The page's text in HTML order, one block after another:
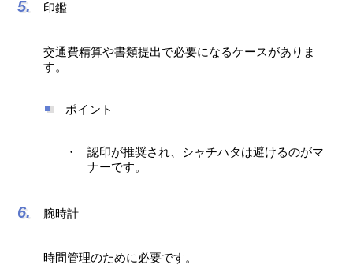
印鑑
交通費精算や書類提出で必要になるケースがありま
す。
ポイント
認印が推奨され、シャチハタは避けるのがマ
ナーです。
腕時計
時間管理のために必要です。